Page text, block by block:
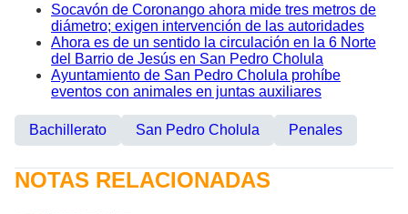
Socavón de Coronango ahora mide tres metros de
diámetro; exigen intervención de las autoridades
Ahora es de un sentido la circulación en la 6 Norte
del Barrio de Jesús en San Pedro Cholula
Ayuntamiento de San Pedro Cholula prohíbe
eventos con animales en juntas auxiliares
Bachillerato San Pedro Cholula Penales
NOTAS RELACIONADAS